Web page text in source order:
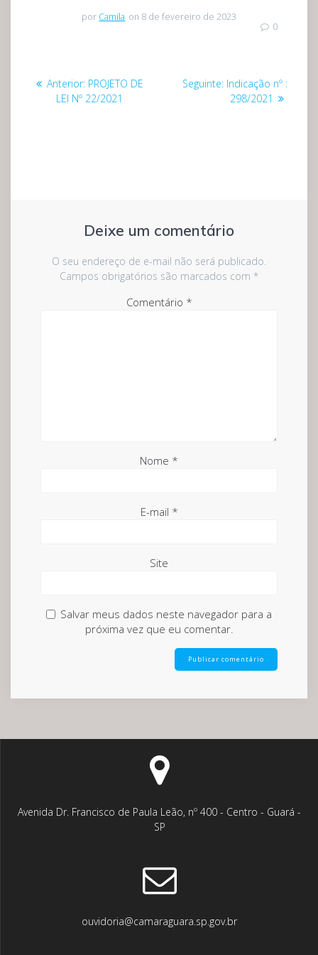
por Camila on 8 de fevereiro de 2023
0
Navegação
Anterior: Post
anterior:
PROJETO DE
LEI Nº 22/2021
Seguinte: Post
seguinte:
Indicação nº :
298/2021
Deixe um comentário
O seu endereço de e-mail não será publicado.
Campos obrigatórios são marcados com *
Comentário *
Nome *
E-mail *
Site
Salvar meus dados neste navegador para a
próxima vez que eu comentar.
Avenida Dr. Francisco de Paula Leão, nº 400 - Centro - Guará -
SP
ouvidoria@camaraguara.sp.gov.br